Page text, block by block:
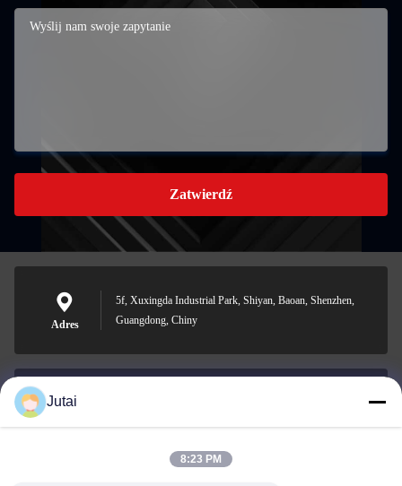
Zatwierdź
Adres
5f, Xuxingda Industrial Park, Shiyan, Baoan, Shenzhen,
Guangdong, Chiny
Wiadomość
Jutai
8:23 PM